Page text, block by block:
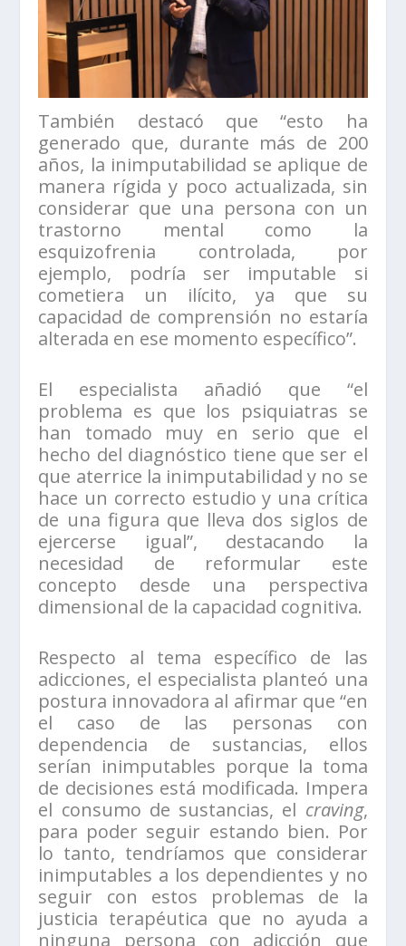
También destacó que “esto ha
generado que, durante más de 200
años, la inimputabilidad se aplique de
manera rígida y poco actualizada, sin
considerar que una persona con un
trastorno mental como la
esquizofrenia controlada, por
ejemplo, podría ser imputable si
cometiera un ilícito, ya que su
capacidad de comprensión no estaría
alterada en ese momento específico”.
El especialista añadió que “el
problema es que los psiquiatras se
han tomado muy en serio que el
hecho del diagnóstico tiene que ser el
que aterrice la inimputabilidad y no se
hace un correcto estudio y una crítica
de una figura que lleva dos siglos de
ejercerse igual”, destacando la
necesidad de reformular este
concepto desde una perspectiva
dimensional de la capacidad cognitiva.
Respecto al tema específico de las
adicciones, el especialista planteó una
postura innovadora al afirmar que “en
el caso de las personas con
dependencia de sustancias, ellos
serían inimputables porque la toma
de decisiones está modificada. Impera
el consumo de sustancias, el craving,
para poder seguir estando bien. Por
lo tanto, tendríamos que considerar
inimputables a los dependientes y no
seguir con estos problemas de la
justicia terapéutica que no ayuda a
ninguna persona con adicción que